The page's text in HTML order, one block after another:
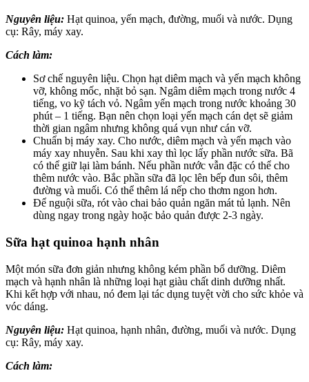
Nguyên liệu: Hạt quinoa, yến mạch, đường, muối và nước. Dụng
cụ: Rây, máy xay.
Cách làm:
Sơ chế nguyên liệu. Chọn hạt diêm mạch và yến mạch không
vỡ, không mốc, nhặt bỏ sạn. Ngâm diêm mạch trong nước 4
tiếng, vo kỹ tách vỏ. Ngâm yến mạch trong nước khoảng 30
phút – 1 tiếng. Bạn nên chọn loại yến mạch cán dẹt sẽ giảm
thời gian ngâm nhưng không quá vụn như cán vỡ.
Chuẩn bị máy xay. Cho nước, diêm mạch và yến mạch vào
máy xay nhuyễn. Sau khi xay thì lọc lấy phần nước sữa. Bã
có thể giữ lại làm bánh. Nếu phần nước vẫn đặc có thể cho
thêm nước vào. Bắc phần sữa đã lọc lên bếp đun sôi, thêm
đường và muối. Có thể thêm lá nếp cho thơm ngon hơn.
Để nguội sữa, rót vào chai bảo quản ngăn mát tủ lạnh. Nên
dùng ngay trong ngày hoặc bảo quản được 2-3 ngày.
Sữa hạt quinoa hạnh nhân
Một món sữa đơn giản nhưng không kém phần bổ dưỡng. Diêm
mạch và hạnh nhân là những loại hạt giàu chất dinh dưỡng nhất.
Khi kết hợp với nhau, nó đem lại tác dụng tuyệt vời cho sức khỏe và
vóc dáng.
Nguyên liệu: Hạt quinoa, hạnh nhân, đường, muối và nước. Dụng
cụ: Rây, máy xay.
Cách làm: